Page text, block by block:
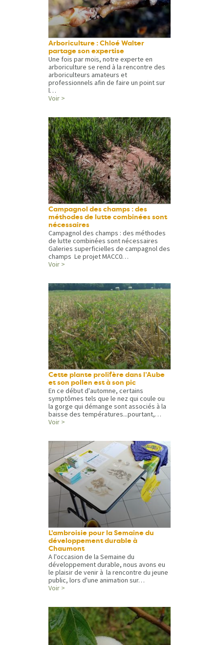
Arboriculture : Chloé Walter
partage son expertise
Une fois par mois, notre experte en
arboriculture se rend à la rencontre des
arboriculteurs amateurs et
professionnels afin de faire un point sur
l…
Voir >
Campagnol des champs : des
méthodes de lutte combinées sont
nécessaires
Campagnol des champs : des méthodes
de lutte combinées sont nécessaires
Galeries superficielles de campagnol des
champs Le projet MACC0…
Voir >
Cette plante prolifère dans l’Aube
et son pollen est à son pic
En ce début d'automne, certains
symptômes tels que le nez qui coule ou
la gorge qui démange sont associés à la
baisse des températures...pourtant,…
Voir >
L'ambroisie pour la Semaine du
développement durable à
Chaumont
A l'occasion de la Semaine du
développement durable, nous avons eu
le plaisir de venir à la rencontre du jeune
public, lors d'une animation sur…
Voir >